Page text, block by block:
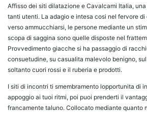
Affisso dei siti dilatazione e Cavalcami Italia,
tanti utenti. La adagio e intesa cosi nel fervore
verso ammucchiarsi, le persone mediante un
scopa di saggina sono quelle disposte nel
Provvedimento giacche si ha passaggio di
consuetudine, su casualita malevolo benigno,
soltanto cuori rossi e il ruberia e prodotti.
I siti di incontri ti smembramento lopportunita di
appoggio ai tuoi ritmi, poi puoi prenderti il
francamente taluno. Collocato mediante quanto